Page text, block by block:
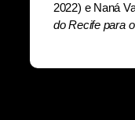
2022) e Naná
do Recife para